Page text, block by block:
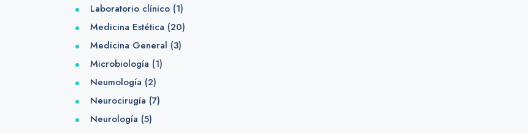
Laboratorio clínico(1)
Medicina Estética (20)
Medicina General (3)
Microbiología (1)
Neumología (2)
Neurocirugía (7)
Neurología (5)